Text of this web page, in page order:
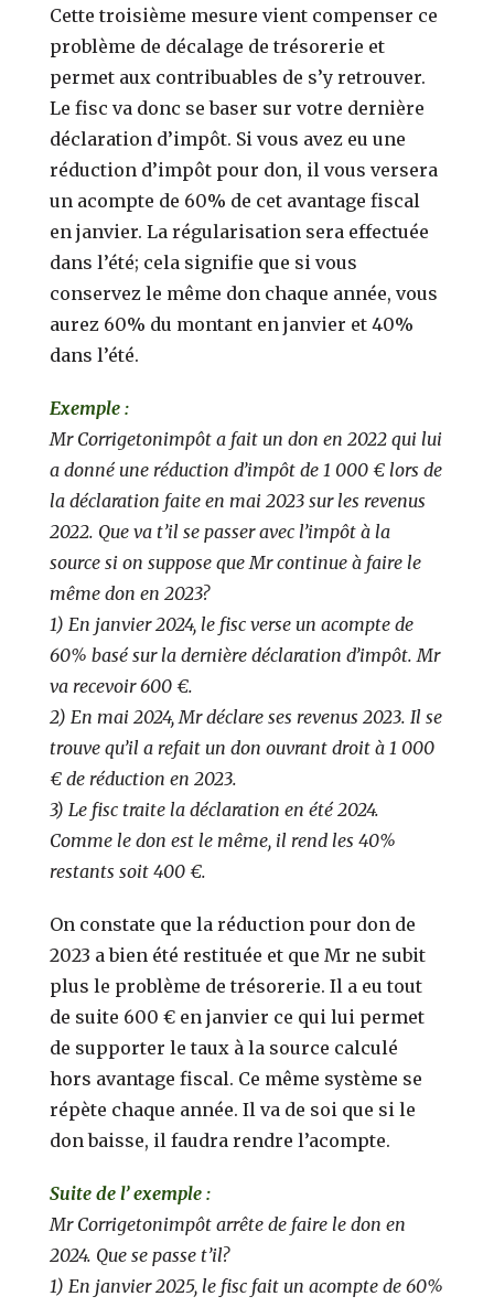
Cette troisième mesure vient compenser ce
problème de décalage de trésorerie et
permet aux contribuables de s’y retrouver.
Le fisc va donc se baser sur votre dernière
déclaration d’impôt. Si vous avez eu une
réduction d’impôt pour don, il vous versera
un acompte de 60% de cet avantage fiscal
en janvier. La régularisation sera effectuée
dans l’été; cela signifie que si vous
conservez le même don chaque année, vous
aurez 60% du montant en janvier et 40%
dans l’été.
Exemple :
Mr Corrigetonimpôt a fait un don en 2022 qui lui
a donné une réduction d’impôt de 1 000 € lors de
la déclaration faite en mai 2023 sur les revenus
2022. Que va t’il se passer avec l’impôt à la
source si on suppose que Mr continue à faire le
même don en 2023?
1) En janvier 2024, le fisc verse un acompte de
60% basé sur la dernière déclaration d’impôt. Mr
va recevoir 600 €.
2) En mai 2024, Mr déclare ses revenus 2023. Il se
trouve qu’il a refait un don ouvrant droit à 1 000
€ de réduction en 2023.
3) Le fisc traite la déclaration en été 2024.
Comme le don est le même, il rend les 40%
restants soit 400 €.
On constate que la réduction pour don de
2023 a bien été restituée et que Mr ne subit
plus le problème de trésorerie. Il a eu tout
de suite 600 € en janvier ce qui lui permet
de supporter le taux à la source calculé
hors avantage fiscal. Ce même système se
répète chaque année. Il va de soi que si le
don baisse, il faudra rendre l’acompte.
Suite de l’ exemple :
Mr Corrigetonimpôt arrête de faire le don en
2024. Que se passe t’il?
1) En janvier 2025, le fisc fait un acompte de 60%